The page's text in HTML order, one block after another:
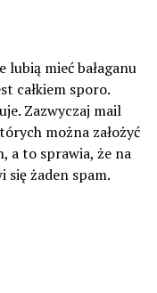
mieć bałaganu
całkiem sporo.
Zazwyczaj mail
można założyć
a to sprawia, że na
żaden spam.